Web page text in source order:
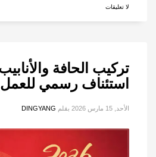
لا تعليقات
استئناف رسمي للعمل 2026
الأحد, 15 مارس 2026 بقلم DINGYANG